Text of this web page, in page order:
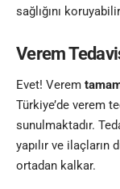
sağlığını
Verem
Evet! Verem
Türkiye’de verem
sunulmaktadır.
yapılır ve ilaçların
ortadan kalkar.